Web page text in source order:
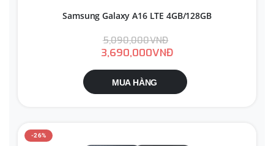
Samsung Galaxy A16 LTE 4GB/128GB
5,090,000VNĐ
3,690,000VNĐ
MUA HÀNG
-26%